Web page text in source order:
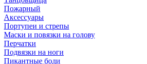
Пожарный
Аксессуары
Портупеи и стрепы
Маски и повязки на голову
Перчатки
Подвязки на ноги
Пикантные боди